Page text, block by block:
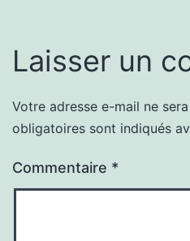
Laisser un
Votre adresse e-mail ne
obligatoires sont indiqués
Commentaire *